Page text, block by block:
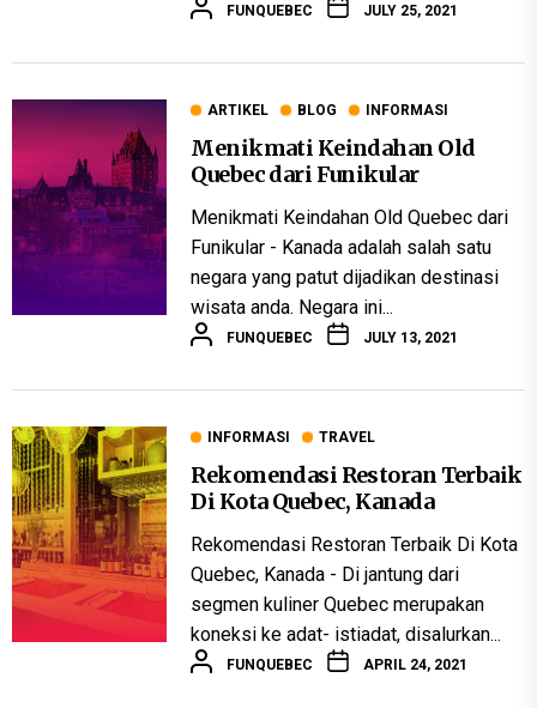
FUNQUEBEC JULY 25, 2021
ARTIKEL BLOG INFORMASI
Menikmati Keindahan Old
Quebec dari Funikular
Menikmati Keindahan Old Quebec dari
Funikular - Kanada adalah salah satu
negara yang patut dijadikan destinasi
wisata anda. Negara ini...
FUNQUEBEC JULY 13, 2021
INFORMASI TRAVEL
Rekomendasi Restoran Terbaik
Di Kota Quebec, Kanada
Rekomendasi Restoran Terbaik Di Kota
Quebec, Kanada - Di jantung dari
segmen kuliner Quebec merupakan
koneksi ke adat- istiadat, disalurkan...
FUNQUEBEC APRIL 24, 2021